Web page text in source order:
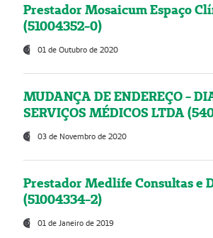
Prestador Mosaicum Espaço
(51004352-0)
01 de Outubro de 2020
MUDANÇA DE ENDEREÇO -
SERVIÇOS MÉDICOS LTDA
03 de Novembro de 2020
Prestador Medlife Consultas e
(51004334-2)
01 de Janeiro de 2019